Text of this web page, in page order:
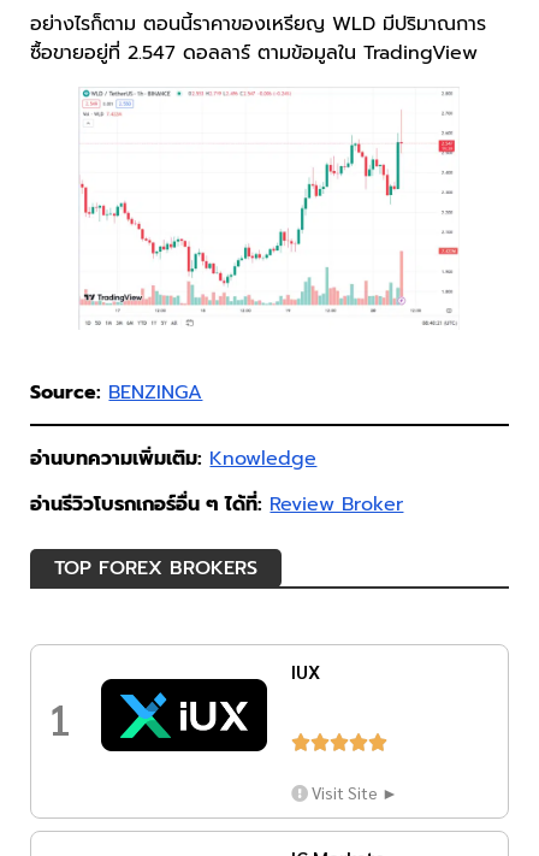
อย่างไรก็ตาม ตอนนี้ราคาของเหรียญ WLD มีปริมาณการ
ซื้อขายอยู่ที่ 2.547 ดอลลาร์ ตามข้อมูลใน TradingView
Source: BENZINGA
อ่านบทความเพิ่มเติม: Knowledge
อ่านรีวิวโบรกเกอร์อื่น ๆ ได้ที่: Review Broker
TOP FOREX BROKERS
1
IUX

Visit Site ►